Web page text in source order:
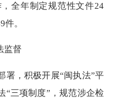
全年制定规范性文件24
。
监督
署，积极开展“闽执法”平
“三项制度”，规范涉企检